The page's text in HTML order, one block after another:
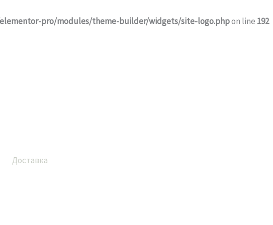
pro/modules/theme-builder/widgets/site-logo.phpon line 192
Доставка